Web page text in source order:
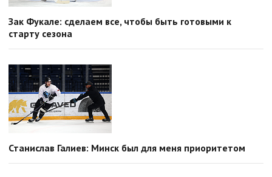
Зак Фукале: сделаем все, чтобы быть готовыми к
старту сезона
Станислав Галиев: Минск был для меня приоритетом